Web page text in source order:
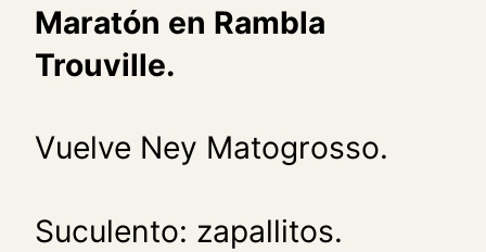
Maratón en Rambla
Trouville.
Vuelve Ney Matogrosso.
Suculento: zapallitos.